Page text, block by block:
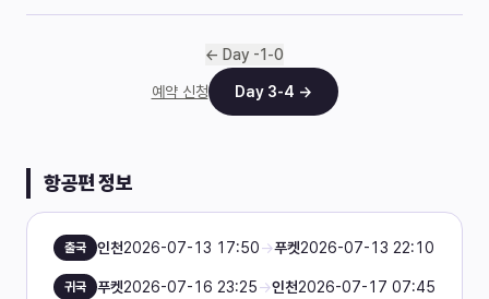
← Day -1 -0
예약 신청 Day 3-4 →
항공편 정보
출국 인천2026-07-13 17:50→푸켓2026-07-13 22:10
귀국 푸켓2026-07-16 23:25→인천2026-07-17 07:45